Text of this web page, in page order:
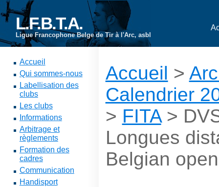
L.F.B.T.A.
Ligue Francophone Belge de Tir à l'Arc, asbl
Accueil
Qui sommes-nous
Labellisation des
clubs
Les clubs
Informations
Arbitrage et
règlements
Formation des
cadres
Communication
Handisport
Accueil >
Calendrier
> FITA>
Longues
Belgian